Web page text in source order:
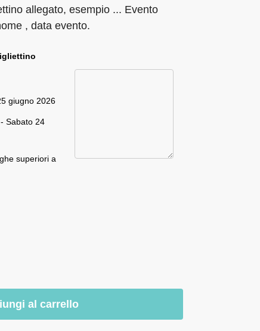
allegato, esempio ... Evento
, data evento.
giugno 2026
Sabato 24
superiori a
al carrello